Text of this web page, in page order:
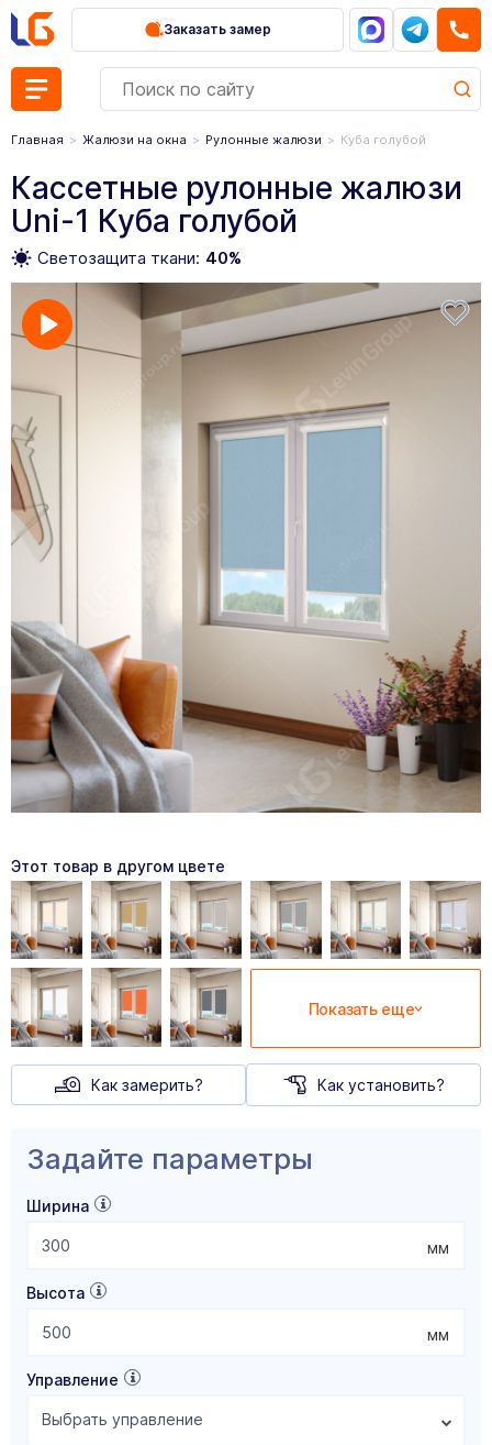
Заказать замер
Главная Жалюзи на окна Рулонные жалюзи Куба голубой
Кассетные рулонные жалюзи
Uni-1 Куба голубой
Светозащита ткани: 40%
Этот товар в другом цвете
Показать еще
Как замерить? Как установить?
Задайте параметры
Ширина
мм
Высота
мм
Управление
Выбрать управление